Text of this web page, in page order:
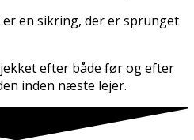
en sikring, der er sprunget
efter både før og efter
inden næste lejer.